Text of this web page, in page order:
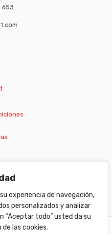
experiencia de navegación,
personalizados y analizar
“Aceptar todo” usted da su
las cookies.
653